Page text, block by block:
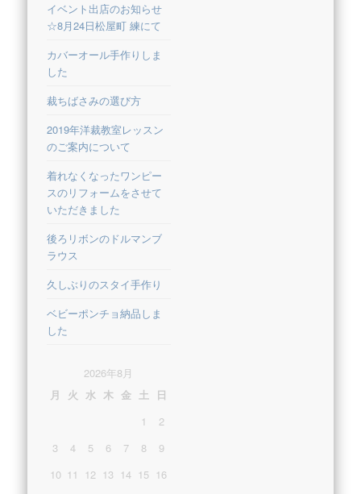
イベント出店のお知らせ
☆8月24日松屋町 練にて
カバーオール手作りしま
した
裁ちばさみの選び方
2019年洋裁教室レッスン
のご案内について
着れなくなったワンピー
スのリフォームをさせて
いただきました
後ろリボンのドルマンブ
ラウス
久しぶりのスタイ手作り
ベビーポンチョ納品しま
した
2026年8月
月
火 水 木 金 土 日
1
2
3
4 5 6 7 8
9
10 11 12 13 14 15 16